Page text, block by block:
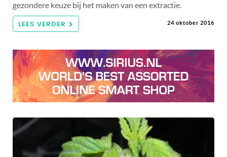
gezondere keuze bij het maken van een extractie.
LEES VERDER 24 oktober 2016